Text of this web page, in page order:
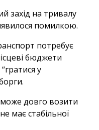
захід на тривалу
помилкою.
потребує
бюджети
у
довго возити
має стабільної